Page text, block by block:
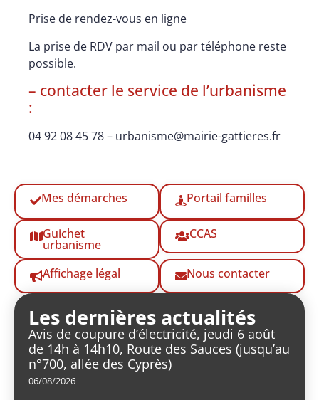
Prise de rendez-vous en ligne
La prise de RDV par mail ou par téléphone reste
possible.
– contacter le service de l’urbanisme
:
04 92 08 45 78– urbanisme@mairie-gattieres.fr
Mes démarches Portail familles
Guichet
urbanisme
CCAS
Affichage légal Nous contacter
Les dernières actualités
Avis de coupure d’électricité, jeudi 6 août
de 14h à 14h10, Route des Sauces (jusqu’au
n°700, allée des Cyprès)
06/08/2026